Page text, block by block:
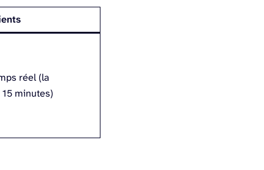
réel (la
minutes)